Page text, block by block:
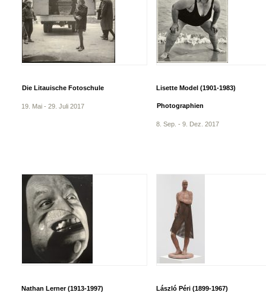
Die Litauische Fotoschule
19. Mai - 29. Juli 2017
Lisette Model (1901-1983)
Photographien
8. Sep. - 9. Dez. 2017
Nathan Lerner (1913-1997) László Péri (1899-1967)